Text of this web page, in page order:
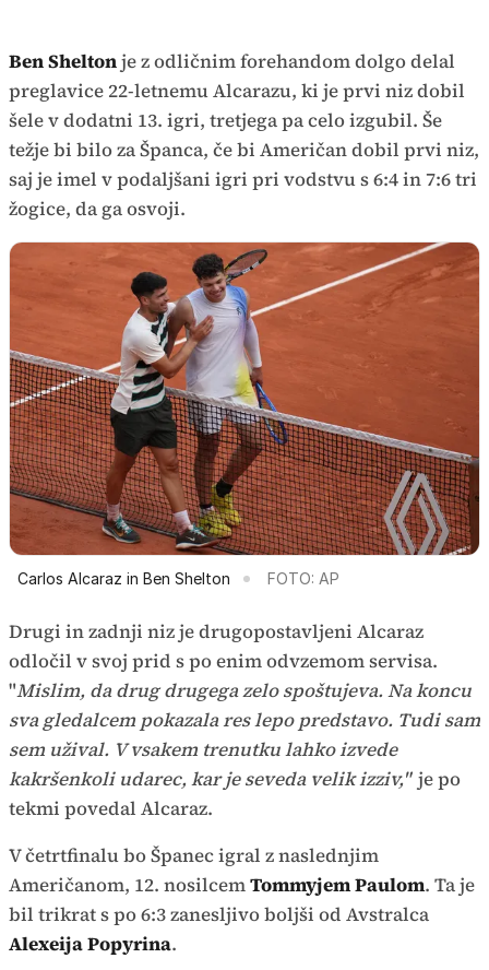
Ben Sheltonje z odličnim forehandom dolgo delal
preglavice 22-letnemu Alcarazu, ki je prvi niz dobil
šele v dodatni 13. igri, tretjega pa celo izgubil. Še
težje bi bilo za Španca, če bi Američan dobil prvi niz,
saj je imel v podaljšani igri pri vodstvu s 6:4 in 7:6 tri
žogice, da ga osvoji.
Carlos Alcaraz in Ben Shelton FOTO: AP
Drugi in zadnji niz je drugopostavljeni Alcaraz
odločil v svoj prid s po enim odvzemom servisa.
"Mislim, da drug drugega zelo spoštujeva. Na koncu
sva gledalcem pokazala res lepo predstavo. Tudi sam
sem užival. V vsakem trenutku lahko izvede
kakršenkoli udarec, kar je seveda velik izziv," je po
tekmi povedal Alcaraz.
V četrtfinalu bo Španec igral z naslednjim
Američanom, 12. nosilcemTommyjem Paulom. Ta je
bil trikrat s po 6:3 zanesljivo boljši od Avstralca
Alexeija Popyrina.